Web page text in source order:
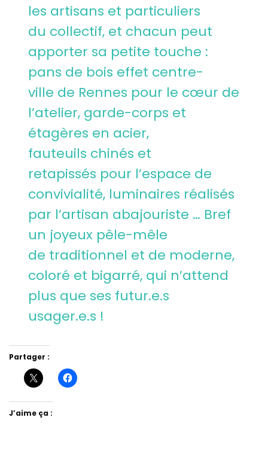
les artisans et particuliers
du collectif, et chacun peut
apporter sa petite touche :
pans de bois effet centre-
ville de Rennes pour le cœur de
l’atelier, garde-corps et
étagères en acier,
fauteuils chinés et
retapissés pour l’espace de
convivialité, luminaires réalisés
par l’artisan abajouriste … Bref
un joyeux pêle-mêle
de traditionnel et de moderne,
coloré et bigarré, qui n’attend
plus que ses futur.e.s
usager.e.s !
Partager :
J’aime ça :